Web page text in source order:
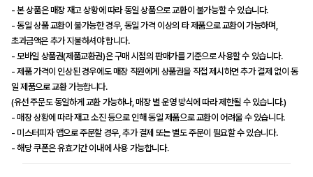
- 본 상품은 매장 재고 상황에 따라 동일 상품으로 교환이 불가능할 수 있습니다.
- 동일 상품 교환이 불가능한 경우, 동일 가격 이상의 타 제품으로 교환이 가능하며,
초과금액은 추가 지불하셔야 합니다.
- 모바일 상품권(제품교환권)은 구매 시점의 판매가를 기준으로 사용할 수 있습니다.
- 제품 가격이 인상된 경우에도 매장 직원에게 상품권을 직접 제시하면 추가 결제 없이 동
일 제품으로 교환 가능합니다.
(유선 주문도 동일하게 교환 가능하나, 매장 별 운영 방식에 따라 제한될 수 있습니다.)
- 매장 상황에 따라 재고 소진 등으로 인해 동일 제품으로 교환이 어려울 수 있습니다.
- 미스터피자 앱으로 주문할 경우, 추가 결제 또는 별도 주문이 필요할 수 있습니다.
- 해당 쿠폰은 유효기간 이내에 사용 가능합니다.